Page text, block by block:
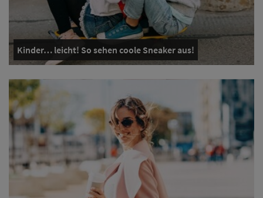
Kinder… leicht! So sehen coole Sneaker aus!